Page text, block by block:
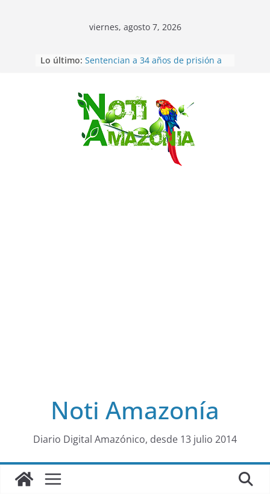
Saltar
al
viernes, agosto 7, 2026
Lo último: desaparecidos fueron encontrados
implicados en caso de Alison,
oriunda de Tena
Vozinha, el arquero sensación de
cabo Verde, ya llegó para
incorporarse a Colo Colo de Chile
Pastaza: la parroquia Diez de
Agosto eligió a su nueva reina por
Noti Amazonía
Diario Digital Amazónico, desde 13 julio 2014